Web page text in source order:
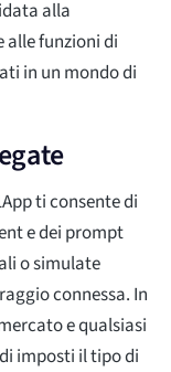
alla
funzioni di
in un mondo di
ti consente di
e dei prompt
o simulate
connessa. In
e qualsiasi
imposti il tipo di